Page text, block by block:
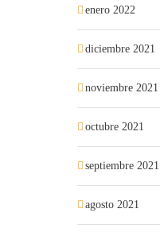
enero 2022
diciembre 2021
noviembre 2021
octubre 2021
septiembre 2021
agosto 2021